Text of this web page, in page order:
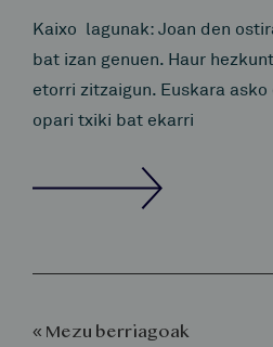
Kaixo lagunak: Joan den
bat izan genuen. Haur
etorri zitzaigun. Euskara
opari txiki bat ekarri
« Mezu berriagoak